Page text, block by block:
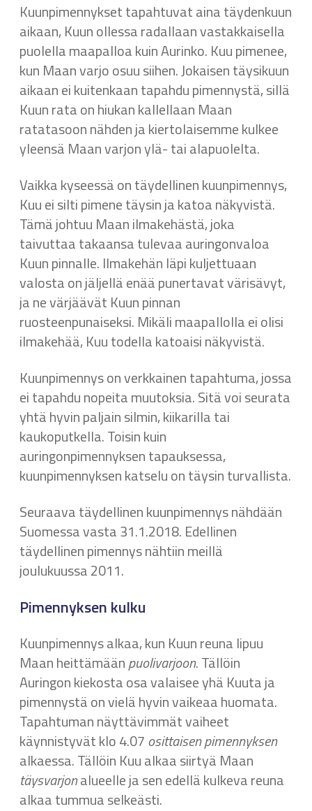
Kuunpimennykset tapahtuvat aina täydenkuun
aikaan, Kuun ollessa radallaan vastakkaisella
puolella maapalloa kuin Aurinko. Kuu pimenee,
kun Maan varjo osuu siihen. Jokaisen täysikuun
aikaan ei kuitenkaan tapahdu pimennystä, sillä
Kuun rata on hiukan kallellaan Maan
ratatasoon nähden ja kiertolaisemme kulkee
yleensä Maan varjon ylä- tai alapuolelta.
Vaikka kyseessä on täydellinen kuunpimennys,
Kuu ei silti pimene täysin ja katoa näkyvistä.
Tämä johtuu Maan ilmakehästä, joka
taivuttaa takaansa tulevaa auringonvaloa
Kuun pinnalle. Ilmakehän läpi kuljettuaan
valosta on jäljellä enää punertavat värisävyt,
ja ne värjäävät Kuun pinnan
ruosteenpunaiseksi. Mikäli maapallolla ei olisi
ilmakehää, Kuu todella katoaisi näkyvistä.
Kuunpimennys on verkkainen tapahtuma, jossa
ei tapahdu nopeita muutoksia. Sitä voi seurata
yhtä hyvin paljain silmin, kiikarilla tai
kaukoputkella. Toisin kuin
auringonpimennyksen tapauksessa,
kuunpimennyksen katselu on täysin turvallista.
Seuraava täydellinen kuunpimennys nähdään
Suomessa vasta 31.1.2018. Edellinen
täydellinen pimennys nähtiin meillä
joulukuussa 2011.
Pimennyksen kulku
Kuunpimennys alkaa, kun Kuun reuna lipuu
Maan heittämäänpuolivarjoon. Tällöin
Auringon kiekosta osa valaisee yhä Kuuta ja
pimennystä on vielä hyvin vaikeaa huomata.
Tapahtuman näyttävimmät vaiheet
käynnistyvät klo 4.07osittaisen pimennyksen
alkaessa. Tällöin Kuu alkaa siirtyä Maan
täysvarjonalueelle ja sen edellä kulkeva reuna
alkaa tummua selkeästi.